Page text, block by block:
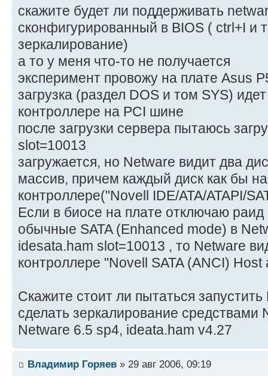
скажите будет ли поддерживать
сконфигурированный в BIOS ( ctrl+I и
зеркалирование)
а то у меня что-то не получается
экcперимент провожу на плате Asus
загрузка (раздел DOS и том SYS)
контроллере на PCI шине
после загрузки сервера пытаюсь
slot=10013
загружается, но Netware видит два
массив, причем каждый диск как бы
контроллере("Novell IDE/ATA/ATAPI/
Если в биосе на плате отключаю раид
обычные SATA (Enhanced mode) в
idesata.ham slot=10013 , то Netware
контроллере "Novell SATA (ANCI)
Скажите стоит ли пытаться
сделать зеркалирование средствами
Netware 6.5 sp4, ideata.ham v4.27
Владимир Горяев » 29 авг 2006, 09:19